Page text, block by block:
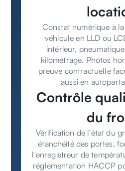
Constat numérique à
véhicule en LLD ou
intérieur,
kilométrage. Photos
preuve contractuelle
aussi en
Contrôle
du
Vérification de l'état du
étanchéité des portes,
l'enregistreur de
réglementation HACCP